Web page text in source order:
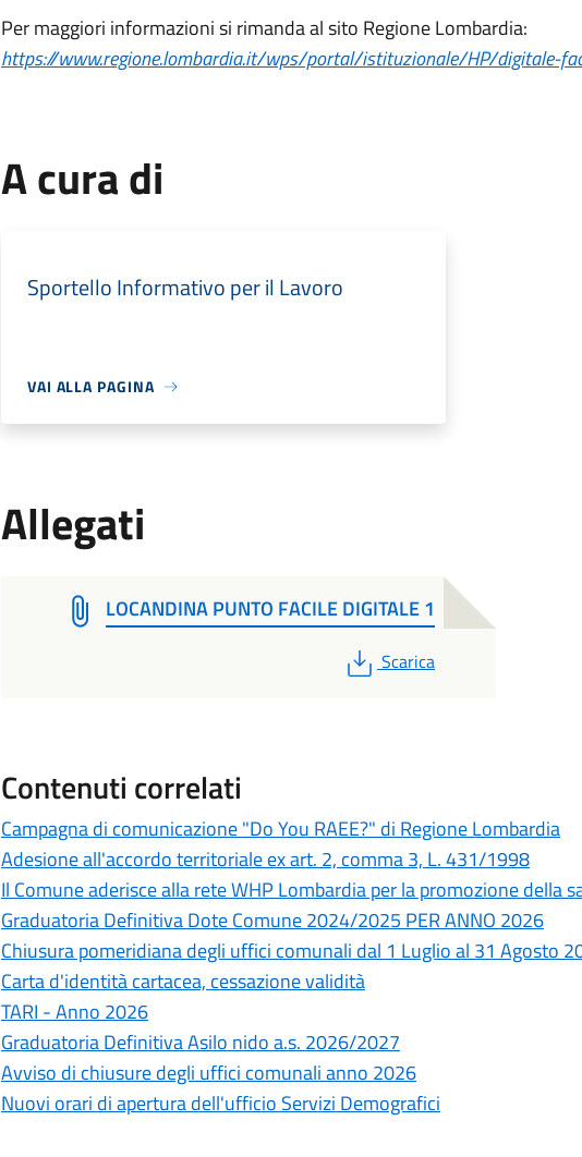
Per maggiori informazioni si rimanda al sito Regione Lombardia:
https://www.regione.lombardia.it/wps/portal/istituzionale/HP/digitale-
A cura di
Sportello Informativo per il Lavoro
VAI ALLA PAGINA
Allegati
LOCANDINA PUNTO FACILE DIGITALE 1
PDF
Scarica
Contenuti correlati
Campagna di comunicazione "Do You RAEE?" di Regione Lombardia
Adesione all'accordo territoriale ex art. 2, comma 3, L. 431/1998
Il Comune aderisce alla rete WHP Lombardia per la promozione della
Graduatoria Definitiva Dote Comune 2024/2025 PER ANNO 2026
Chiusura pomeridiana degli uffici comunali dal 1 Luglio al 31 Agosto
Carta d'identità cartacea, cessazione validità
TARI - Anno 2026
Graduatoria Definitiva Asilo nido a.s. 2026/2027
Avviso di chiusure degli uffici comunali anno 2026
Nuovi orari di apertura dell'ufficio Servizi Demografici